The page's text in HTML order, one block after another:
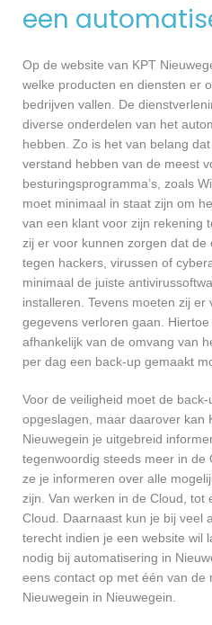
een
Op de website van KPT
welke producten en diensten er
bedrijven vallen. De
diverse onderdelen van het
hebben. Zo is het van belang
verstand hebben van de meest
besturingsprogramma’s, zoals
moet minimaal in staat zijn om
van een klant voor zijn rekening
zij er voor kunnen zorgen dat
tegen hackers, virussen of
minimaal de juiste
installeren. Tevens moeten zij
gegevens verloren gaan. Hiertoe
afhankelijk van de omvang van
per dag een back-up gemaakt
Voor de veiligheid moet de
opgeslagen, maar daarover kan
Nieuwegein je uitgebreid
tegenwoordig steeds meer in de
ze je informeren over alle
zijn. Van werken in de Cloud, tot
Cloud. Daarnaast kun je bij veel
terecht indien je een website wil
nodig bij automatisering in
eens contact op met één van de
Nieuwegein in Nieuwegein.